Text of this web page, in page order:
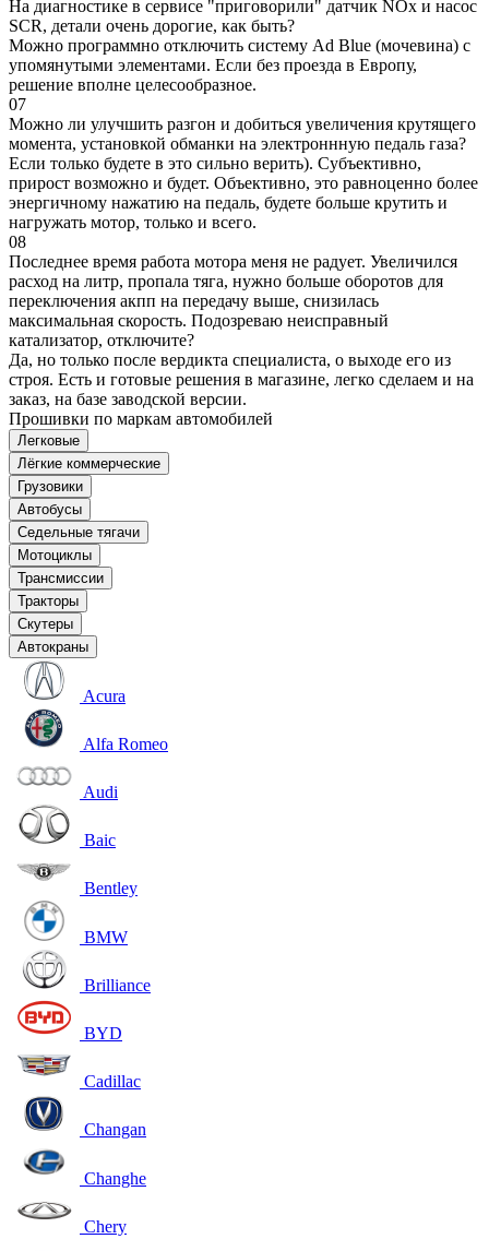
На диагностике в сервисе "приговорили" датчик NOx и насос
SCR, детали очень дорогие, как быть?
Можно программно отключить систему Ad Blue (мочевина) с
упомянутыми элементами. Если без проезда в Европу,
решение вполне целесообразное.
07
Можно ли улучшить разгон и добиться увеличения крутящего
момента, установкой обманки на электроннную педаль газа?
Если только будете в это сильно верить). Субъективно,
прирост возможно и будет. Объективно, это равноценно более
энергичному нажатию на педаль, будете больше крутить и
нагружать мотор, только и всего.
08
Последнее время работа мотора меня не радует. Увеличился
расход на литр, пропала тяга, нужно больше оборотов для
переключения акпп на передачу выше, снизилась
максимальная скорость. Подозреваю неисправный
катализатор, отключите?
Да, но только после вердикта специалиста, о выходе его из
строя. Есть и готовые решения в магазине, легко сделаем и на
заказ, на базе заводской версии.
Прошивки по маркам автомобилей
Легковые
Лёгкие коммерческие
Грузовики
Автобусы
Седельные тягачи
Мотоциклы
Трансмиссии
Тракторы
Скутеры
Автокраны
Acura
Alfa Romeo
Audi
Baic
Bentley
BMW
Brilliance
BYD
Cadillac
Changan
Changhe
Chery